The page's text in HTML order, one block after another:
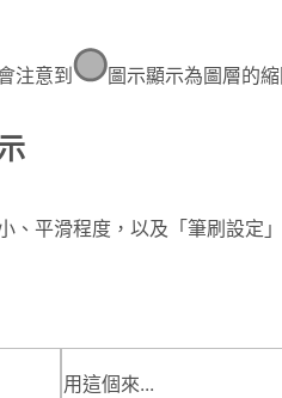
注意到 圖示顯示為圖層的
、平滑程度，以及「筆刷設定
用這個來...